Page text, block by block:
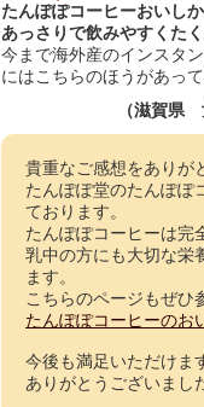
たんぽぽコーヒーおいしか
あっさりで飲みやすくたく
今まで海外産のインスタ
にはこちらのほうがあっ
（滋賀
貴重なご感想をありが
たんぽぽ堂のたんぽぽ
ております。
たんぽぽコーヒーは完
乳中の方にも大切な栄
ます。
こちらのページもぜひ
たんぽぽコーヒーのお
今後も満足いただけま
ありがとうございまし